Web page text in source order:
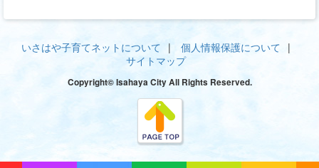
いさはや子育てネットについて
個人情報保護について
サイトマップ
Copyright© Isahaya City All Rights Reserved.